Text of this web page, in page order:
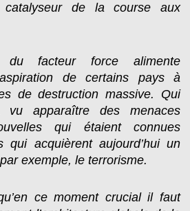
de la course aux
du facteur force alimente
de certains pays à
de destruction massive. Qui
apparaître des menaces
qui étaient connues
qui acquièrent aujourd’hui un
exemple, le terrorisme.
ce moment crucial il faut